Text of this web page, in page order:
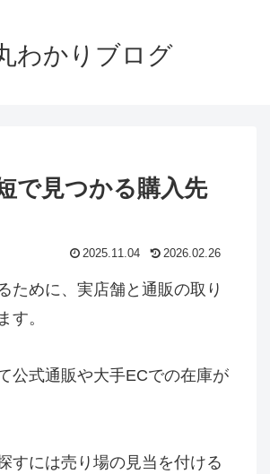
わかりブログ
で見つかる購入先
2025.11.04 2026.02.26
ために、実店舗と通販の取り
す。
公式通販や大手ECでの在庫が
すには売り場の見当を付ける